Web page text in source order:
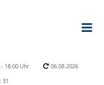
18.00 Uhr
06.08.2026
31